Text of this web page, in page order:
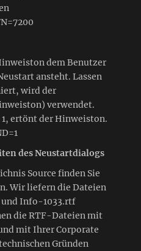
dem Benutzer
ansteht. Lassen
wird der
verwendet.
1, ertönt der Hinweiston.
des Neustartdialogs
Source finden Sie
Wir liefern die Dateien
Info-1033.rtf
die RTF-Dateien mit
mit Ihrer Corporate
Gründen